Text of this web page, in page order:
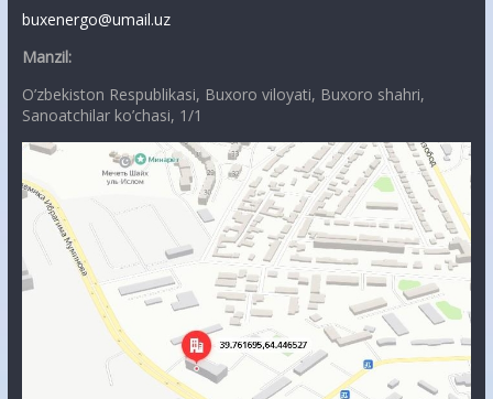
buxenergo@umail.uz
Manzil:
O’zbekiston Respublikasi, Buxoro viloyati, Buxoro shahri,
Sanoatchilar ko’chasi, 1/1